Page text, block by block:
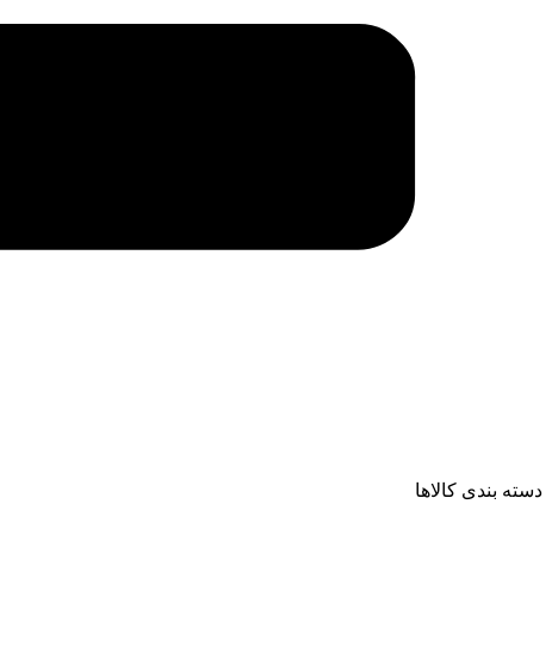
دسته بندی کالاها